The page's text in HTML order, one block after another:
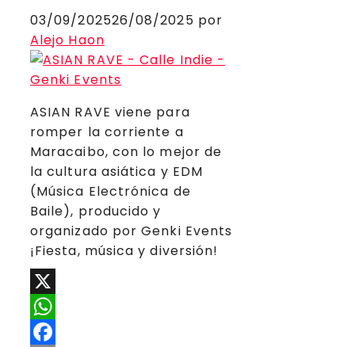
03/09/202526/08/2025 por
Alejo Haon
ASIAN RAVE viene para
romper la corriente a
Maracaibo, con lo mejor de
la cultura asiática y EDM
(Música Electrónica de
Baile), producido y
organizado por Genki Events
¡Fiesta, música y diversión!
X
WhatsApp